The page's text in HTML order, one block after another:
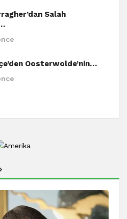
Salah
Oosterwolde’nin…